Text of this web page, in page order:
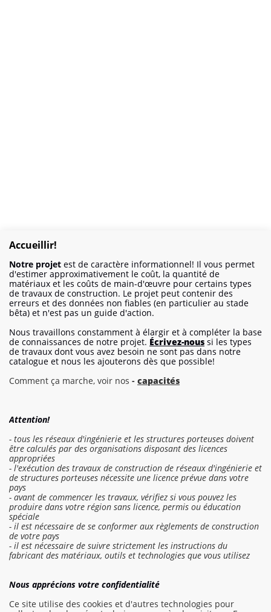
Se connecter au devis
Commander un travail
Accueillir!
Notre projet est de caractère informationnel! Il vous permet
d'estimer approximativement le coût, la quantité de
matériaux et les coûts de main-d'œuvre pour certains types
de travaux de construction. Le projet peut contenir des
erreurs et des données non fiables (en particulier au stade
bêta) et n'est pas un guide d'action.
Nous travaillons constamment à élargir et à compléter la base
de connaissances de notre projet. Écrivez-nous si les types
de travaux dont vous avez besoin ne sont pas dans notre
catalogue et nous les ajouterons dès que possible!
Comment ça marche, voir nos - capacités
Attention!
- tous les réseaux d'ingénierie et les structures porteuses doivent
être calculés par des organisations disposant des licences
appropriées
- l'exécution des travaux de construction de réseaux d'ingénierie et
de structures porteuses nécessite une licence prévue dans votre
pays
- avant de commencer les travaux, vérifiez si vous pouvez les
produire dans votre région sans licence, permis ou éducation
spéciale
- il est nécessaire de se conformer aux règlements de construction
de votre pays
- il est nécessaire de suivre strictement les instructions du
fabricant des matériaux, outils et technologies que vous utilisez
Nous apprécions votre confidentialité
Ce site utilise des cookies et d'autres technologies pour